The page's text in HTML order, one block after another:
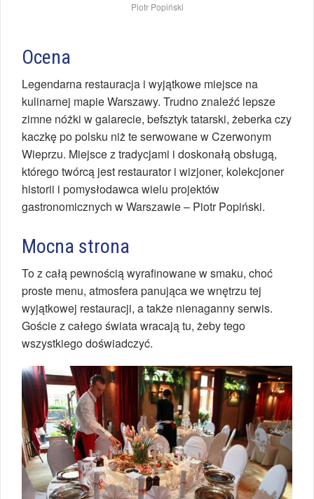
Piotr Popiński
Ocena
Legendarna restauracja i wyjątkowe miejsce na
kulinarnej mapie Warszawy. Trudno znaleźć lepsze
zimne nóżki w galarecie, befsztyk tatarski, żeberka czy
kaczkę po polsku niż te serwowane w Czerwonym
Wieprzu. Miejsce z tradycjami i doskonałą obsługą,
którego twórcą jest restaurator i wizjoner, kolekcjoner
historii i pomysłodawca wielu projektów
gastronomicznych w Warszawie – Piotr Popiński.
Mocna strona
To z całą pewnością wyrafinowane w smaku, choć
proste menu, atmosfera panująca we wnętrzu tej
wyjątkowej restauracji, a także nienaganny serwis.
Goście z całego świata wracają tu, żeby tego
wszystkiego doświadczyć.